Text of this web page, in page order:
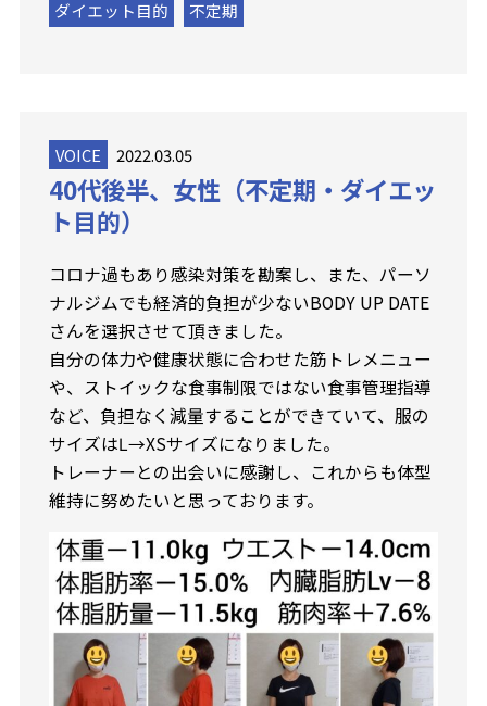
ダイエット目的 不定期
VOICE 2022.03.05
40代後半、女性（不定期・ダイエッ
ト目的）
コロナ過もあり感染対策を勘案し、また、パーソ
ナルジムでも経済的負担が少ないBODY UP DATE
さんを選択させて頂きました。
自分の体力や健康状態に合わせた筋トレメニュー
や、ストイックな食事制限ではない食事管理指導
など、負担なく減量することができていて、服の
サイズはⅬ→XSサイズになりました。
トレーナーとの出会いに感謝し、これからも体型
維持に努めたいと思っております。